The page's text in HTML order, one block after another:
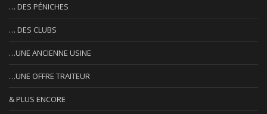
… DES PÉNICHES
… DES CLUBS
…UNE ANCIENNE USINE
…UNE OFFRE TRAITEUR
& PLUS ENCORE